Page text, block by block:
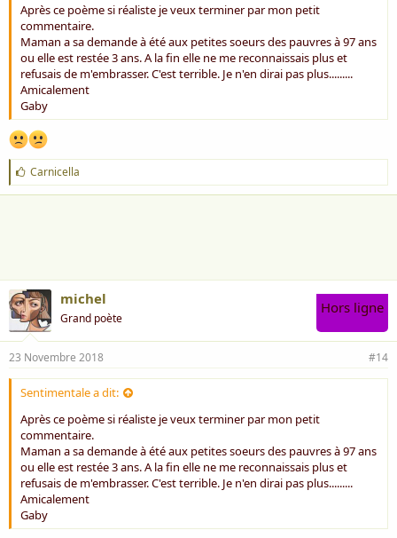
Après ce poème si réaliste je veux terminer par mon petit
commentaire.
Maman a sa demande à été aux petites soeurs des pauvres à 97 ans
ou elle est restée 3 ans. A la fin elle ne me reconnaissais plus et
refusais de m'embrasser. C'est terrible. Je n'en dirai pas plus.........
Amicalement
Gaby
J
'
a
Carnicella
michel
Grand poète
Hors ligne
23 Novembre 2018 #14
Sentimentale a dit:
Après ce poème si réaliste je veux terminer par mon petit
commentaire.
Maman a sa demande à été aux petites soeurs des pauvres à 97 ans
ou elle est restée 3 ans. A la fin elle ne me reconnaissais plus et
refusais de m'embrasser. C'est terrible. Je n'en dirai pas plus.........
Amicalement
Gaby